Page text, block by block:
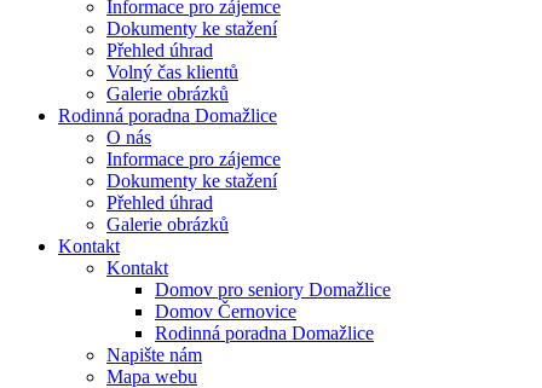
Informace pro zájemce
Dokumenty ke stažení
Přehled úhrad
Volný čas klientů
Galerie obrázků
Rodinná poradna Domažlice
O nás
Informace pro zájemce
Dokumenty ke stažení
Přehled úhrad
Galerie obrázků
Kontakt
Kontakt
Domov pro seniory Domažlice
Domov Černovice
Rodinná poradna Domažlice
Napište nám
Mapa webu